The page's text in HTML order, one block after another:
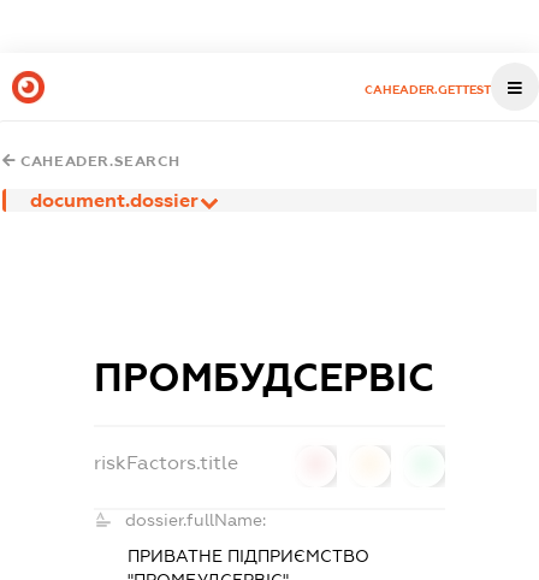
CAHEADER.GETTEST
CAHEADER.SEARCH
document.dossier
ПРОМБУДСЕРВІС
riskFactors.title
dossier.fullName:
ПРИВАТНЕ ПІДПРИЄМСТВО